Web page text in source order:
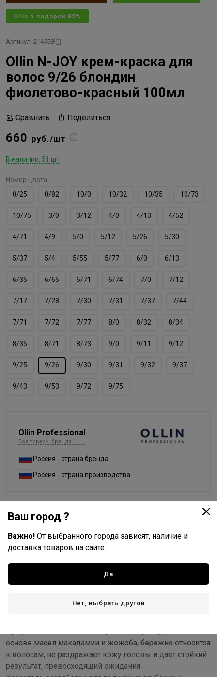
Ollin в подарок 82%
Артикул: 214558
Ollin N-JOY крем-краска для
волос 9/26 блондин
фиолетово-красный 100мл
Сравнить Поделиться
660 руб./шт
В наличии: 51 шт
Номер цвета
0/25
0/82 10/0 10/32 10/35 10/73
10/75 3/0 3/12 4/0 4/13 4/52
4/71 4/9 5/0 5/12 5/26 5/30
5/37 5/4 5/55 5/77 6/0 6/13
6/35 6/65 6/71 6/74 7/0 7/12
7/17 7/28 7/30 7/31 7/37 7/44
7/71 7/72 7/77 8/0 8/32 8/34
8/35 8/71 8/73 9/0 9/11 9/12
9/25 9/26 9/30 9/31 9/32 9/37
9/43 9/53 9/72 9/75
Ollin Professional
Все товары бренда
Россия - страна бренда
Россия - страна производства
Доставка
Стоимость и способы доставки будут доступны при
оформлении заказа.
Описание
Совершенная технология и привычный алгоритм
основе масел макадамии и жожоба, бережно относится
к волосам, не раздражает кожу головы и дает стойкий
результат, превосходящий ожидания.
Ваш город ?
Важно! От выбранного города зависят, наличие и
доставка товаров на сайте.
Да
Нет, выбрать другой